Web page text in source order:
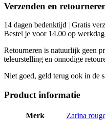
Verzenden en
14 dagen bedenktijd | Gratis
Bestel je voor 14.00 op
Retourneren is natuurlijk geen
teleurstelling en onnodige
Niet goed, geld terug ook in de
Product informatie
Merk Zarina